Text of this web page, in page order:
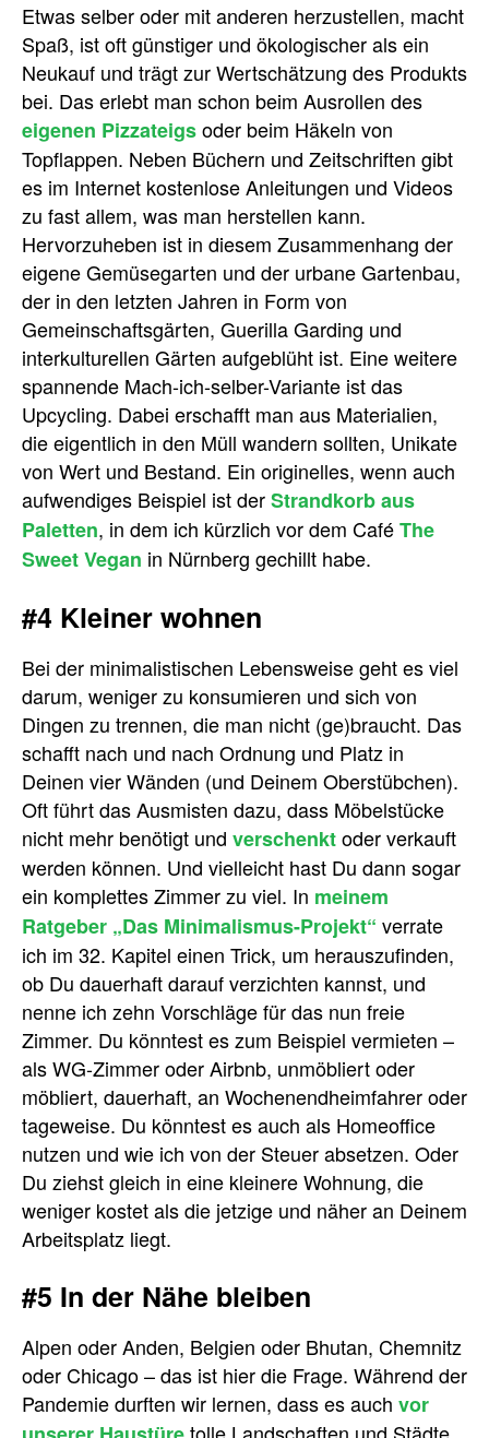
Etwas selber oder mit anderen herzustellen, macht
Spaß, ist oft günstiger und ökologischer als ein
Neukauf und trägt zur Wertschätzung des Produkts
bei. Das erlebt man schon beim Ausrollen des
eigenen Pizzateigsoder beim Häkeln von
Topflappen. Neben Büchern und Zeitschriften gibt
es im Internet kostenlose Anleitungen und Videos
zu fast allem, was man herstellen kann.
Hervorzuheben ist in diesem Zusammenhang der
eigene Gemüsegarten und der urbane Gartenbau,
der in den letzten Jahren in Form von
Gemeinschaftsgärten, Guerilla Garding und
interkulturellen Gärten aufgeblüht ist. Eine weitere
spannende Mach-ich-selber-Variante ist das
Upcycling. Dabei erschafft man aus Materialien,
die eigentlich in den Müll wandern sollten, Unikate
von Wert und Bestand. Ein originelles, wenn auch
aufwendiges Beispiel ist derStrandkorb aus
Paletten, in dem ich kürzlich vor dem CaféThe
Sweet Vegan in Nürnberg gechillt habe.
#4 Kleiner wohnen
Bei der minimalistischen Lebensweise geht es viel
darum, weniger zu konsumieren und sich von
Dingen zu trennen, die man nicht (ge)braucht. Das
schafft nach und nach Ordnung und Platz in
Deinen vier Wänden (und Deinem Oberstübchen).
Oft führt das Ausmisten dazu, dass Möbelstücke
nicht mehr benötigt und verschenktoder verkauft
werden können. Und vielleicht hast Du dann sogar
ein komplettes Zimmer zu viel. In meinem
Ratgeber „Das Minimalismus-Projekt“ verrate
ich im 32. Kapitel einen Trick, um herauszufinden,
ob Du dauerhaft darauf verzichten kannst, und
nenne ich zehn Vorschläge für das nun freie
Zimmer. Du könntest es zum Beispiel vermieten –
als WG-Zimmer oder Airbnb, unmöbliert oder
möbliert, dauerhaft, an Wochenendheimfahrer oder
tageweise. Du könntest es auch als Homeoffice
nutzen und wie ich von der Steuer absetzen. Oder
Du ziehst gleich in eine kleinere Wohnung, die
weniger kostet als die jetzige und näher an Deinem
Arbeitsplatz liegt.
#5 In der Nähe bleiben
Alpen oder Anden, Belgien oder Bhutan, Chemnitz
oder Chicago – das ist hier die Frage. Während der
Pandemie durften wir lernen, dass es auch vor